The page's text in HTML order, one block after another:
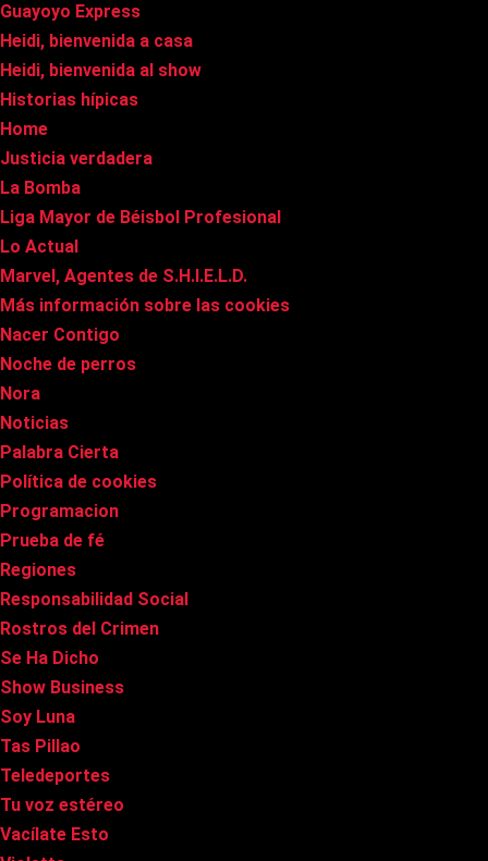
Guayoyo Express
Heidi, bienvenida a casa
Heidi, bienvenida al show
Historias hípicas
Home
Justicia verdadera
La Bomba
Liga Mayor de Béisbol Profesional
Lo Actual
Marvel, Agentes de S.H.I.E.L.D.
Más información sobre las cookies
Nacer Contigo
Noche de perros
Nora
Noticias
Palabra Cierta
Política de cookies
Programacion
Prueba de fé
Regiones
Responsabilidad Social
Rostros del Crimen
Se Ha Dicho
Show Business
Soy Luna
Tas Pillao
Teledeportes
Tu voz estéreo
Vacílate Esto